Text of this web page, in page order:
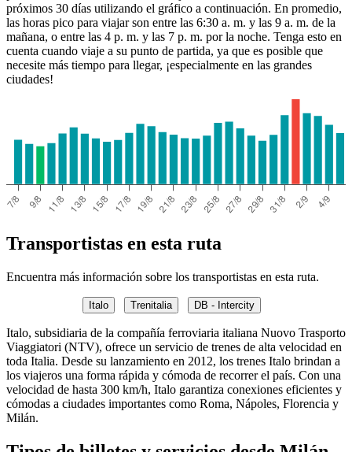
próximos 30 días utilizando el gráfico a continuación. En promedio,
las horas pico para viajar son entre las 6:30 a. m. y las 9 a. m. de la
mañana, o entre las 4 p. m. y las 7 p. m. por la noche. Tenga esto en
cuenta cuando viaje a su punto de partida, ya que es posible que
necesite más tiempo para llegar, ¡especialmente en las grandes
ciudades!
Transportistas en esta ruta
Encuentra más información sobre los transportistas en esta ruta.
Italo Trenitalia DB - Intercity
Italo, subsidiaria de la compañía ferroviaria italiana Nuovo Trasporto
Viaggiatori (NTV), ofrece un servicio de trenes de alta velocidad en
toda Italia. Desde su lanzamiento en 2012, los trenes Italo brindan a
los viajeros una forma rápida y cómoda de recorrer el país. Con una
velocidad de hasta 300 km/h, Italo garantiza conexiones eficientes y
cómodas a ciudades importantes como Roma, Nápoles, Florencia y
Milán.